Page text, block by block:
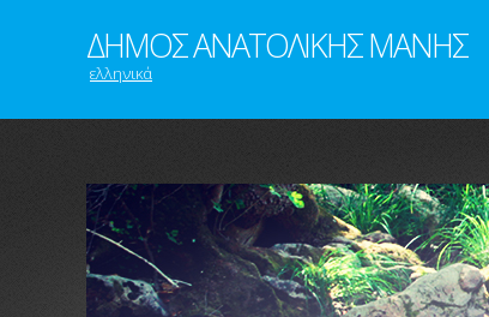
ΔΗΜΟΣ ΑΝΑΤΟΛΙΚΗΣ ΜΑΝΗΣ
ελληνικά